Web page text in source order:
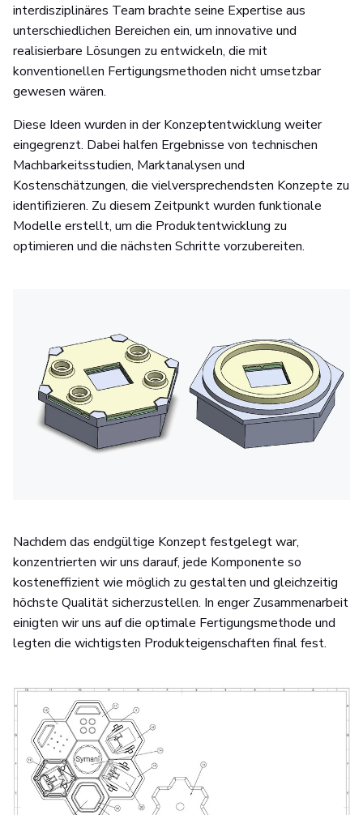
interdisziplinäres Team brachte seine Expertise aus
unterschiedlichen Bereichen ein, um innovative und
realisierbare Lösungen zu entwickeln, die mit
konventionellen Fertigungsmethoden nicht umsetzbar
gewesen wären.
Diese Ideen wurden in der Konzeptentwicklung weiter
eingegrenzt. Dabei halfen Ergebnisse von technischen
Machbarkeitsstudien, Marktanalysen und
Kostenschätzungen, die vielversprechendsten Konzepte zu
identifizieren. Zu diesem Zeitpunkt wurden funktionale
Modelle erstellt, um die Produktentwicklung zu
optimieren und die nächsten Schritte vorzubereiten.
Nachdem das endgültige Konzept festgelegt war,
konzentrierten wir uns darauf, jede Komponente so
kosteneffizient wie möglich zu gestalten und gleichzeitig
höchste Qualität sicherzustellen. In enger Zusammenarbeit
einigten wir uns auf die optimale Fertigungsmethode und
legten die wichtigsten Produkteigenschaften final fest.